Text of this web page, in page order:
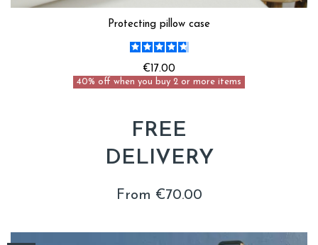
Protecting pillow case
€17.00
40% off when you buy 2 or more items
FREE
DELIVERY
From €70.00